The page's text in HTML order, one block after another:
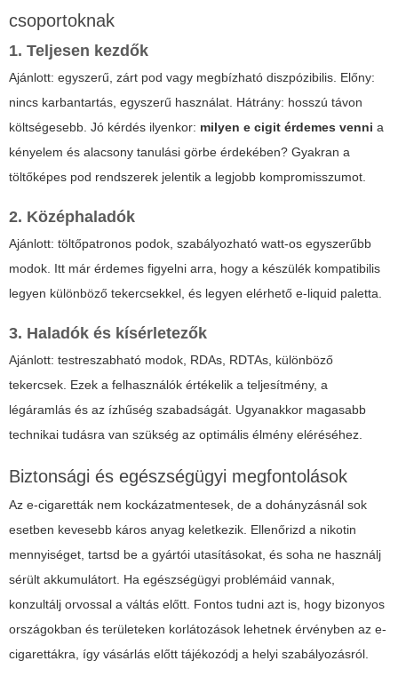
csoportoknak
1. Teljesen kezdők
Ajánlott: egyszerű, zárt pod vagy megbízható diszpózibilis. Előny:
nincs karbantartás, egyszerű használat. Hátrány: hosszú távon
költségesebb. Jó kérdés ilyenkor: milyen e cigit érdemes venni a
kényelem és alacsony tanulási görbe érdekében? Gyakran a
töltőképes pod rendszerek jelentik a legjobb kompromisszumot.
2. Középhaladók
Ajánlott: töltőpatronos podok, szabályozható watt-os egyszerűbb
modok. Itt már érdemes figyelni arra, hogy a készülék kompatibilis
legyen különböző tekercsekkel, és legyen elérhető e-liquid paletta.
3. Haladók és kísérletezők
Ajánlott: testreszabható modok, RDAs, RDTAs, különböző
tekercsek. Ezek a felhasználók értékelik a teljesítmény, a
légáramlás és az ízhűség szabadságát. Ugyanakkor magasabb
technikai tudásra van szükség az optimális élmény eléréséhez.
Biztonsági és egészségügyi megfontolások
Az e-cigaretták nem kockázatmentesek, de a dohányzásnál sok
esetben kevesebb káros anyag keletkezik. Ellenőrizd a nikotin
mennyiséget, tartsd be a gyártói utasításokat, és soha ne használj
sérült akkumulátort. Ha egészségügyi problémáid vannak,
konzultálj orvossal a váltás előtt. Fontos tudni azt is, hogy bizonyos
országokban és területeken korlátozások lehetnek érvényben az e-
cigarettákra, így vásárlás előtt tájékozódj a helyi szabályozásról.